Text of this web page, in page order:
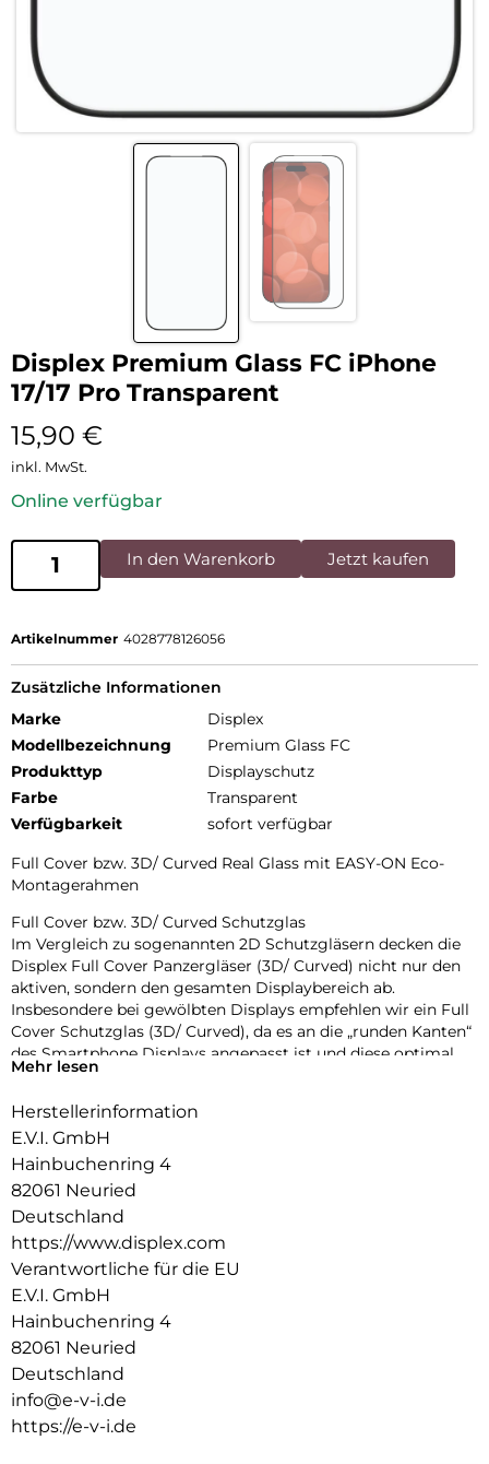
Displex Premium Glass FC iPhone
17/17 Pro Transparent
15,90 €
inkl. MwSt.
Online verfügbar
In den Warenkorb Jetzt kaufen
Artikelnummer 4028778126056
Zusätzliche Informationen
Marke
Displex
Modellbezeichnung
Premium Glass FC
Produkttyp
Displayschutz
Farbe
Transparent
Verfügbarkeit
sofort verfügbar
Full Cover bzw. 3D/ Curved Real Glass mit EASY-ON Eco-
Montagerahmen
Full Cover bzw. 3D/ Curved Schutzglas
Im Vergleich zu sogenannten 2D Schutzgläsern decken die
Displex Full Cover Panzergläser (3D/ Curved) nicht nur den
aktiven, sondern den gesamten Displaybereich ab.
Insbesondere bei gewölbten Displays empfehlen wir ein Full
Cover Schutzglas (3D/ Curved), da es an die „runden Kanten“
des Smartphone Displays angepasst ist und diese optimal
schützt. Das bedeutet maximalen Schutz, optimale
Glas- und Kantenhärte
Das Displex Panzerglas hat einen Härtegrad von 10H und ist
damit nicht nur kratz-, bruch-, und stoßfester als
vergleichbare Markenprodukte, sondern übertrifft sogar
hochwertiges Saphirglas (9H), das bei Luxusuhren eingesetzt
wird. Die Kanten, die bruch- und stoßanfälligste Zone des
Smartphones und Schutzglases, sind spezialgehärtet, durch
eine mehrfache Polierung abgerundet und mit einer Schock-
veredelt. Durch dieses aufwendige Produktionsverfahren
wird das Schutzglas extrem widerstandsfähig gegen
Schläge, Stöße und Bruch und ist zugleich besonders
angenehm bei der Nutzung.
Hüllenfreundlich
Mehr lesen
Herstellerinformation
E.V.I. GmbH
Hainbuchenring 4
82061 Neuried
Deutschland
https://www.displex.com
Verantwortliche für die EU
E.V.I. GmbH
Hainbuchenring 4
82061 Neuried
Deutschland
info@e-v-i.de
https://e-v-i.de